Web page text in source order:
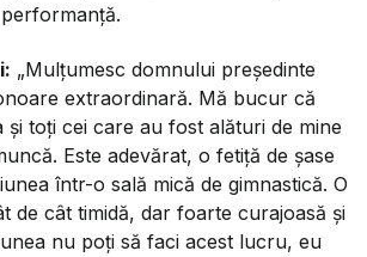
„Mulțumesc domnului președinte
extraordinară. Mă bucur că
și toți cei care au fost alături de mine
Este adevărat, o fetiță de șase
într-o sală mică de gimnastică. O
de cât timidă, dar foarte curajoasă și
nu poți să faci acest lucru, eu